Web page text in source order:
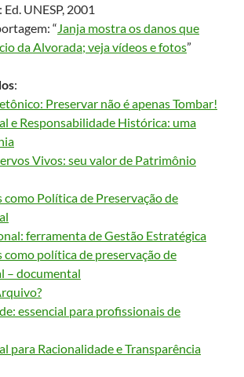
UNESP, 2001
“Janja mostra os danos que
da Alvorada; veja vídeos e fotos”
:
Preservar não é apenas Tombar!
e Responsabilidade Histórica: uma
Vivos: seu valor de Patrimônio
como Política de Preservação de
ferramenta de Gestão Estratégica
como política de preservação de
– documental
essencial para profissionais de
para Racionalidade e Transparência